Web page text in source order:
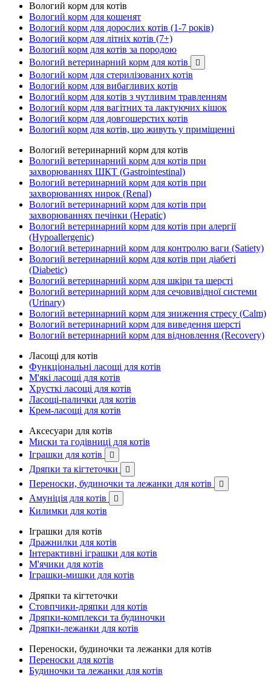
Вологий корм для котів
Вологий корм для кошенят
Вологий корм для дорослих котів (1-7 років)
Вологий корм для літніх котів (7+)
Вологий корм для котів за породою
Вологий ветеринарний корм для котів

Вологий корм для стерилізованих котів
Вологий корм для вибагливих котів
Вологий корм для котів з чутливим травленням
Вологий корм для вагітних та лактуючих кішок
Вологий корм для довгошерстих котів
Вологий корм для котів, що живуть у приміщенні
Вологий ветеринарний корм для котів
Вологий ветеринарний корм для котів при
захворюваннях ШКТ (Gastrointestinal)
Вологий ветеринарний корм для котів при
захворюваннях нирок (Renal)
Вологий ветеринарний корм для котів при
захворюваннях печінки (Hepatic)
Вологий ветеринарний корм для котів при алергії
(Hypoallergenic)
Вологий ветеринарний корм для контролю ваги (Satiety)
Вологий ветеринарний корм для котів при діабеті
(Diabetic)
Вологий ветеринарний корм для шкіри та шерсті
Вологий ветеринарний корм для сечовивідної системи
(Urinary)
Вологий ветеринарний корм для зниження стресу (Calm)
Вологий ветеринарний корм для виведення шерсті
Вологий ветеринарний корм для відновлення (Recovery)
Ласощі для котів
Функціональні ласощі для котів
М'які ласощі для котів
Хрусткі ласощі для котів
Ласощі-палички для котів
Крем-ласощі для котів
Аксесуари для котів
Миски та годівниці для котів
Іграшки для котів

Дряпки та кігтеточки 
Переноски, будиночки та лежанки для котів 
Амуніція для котів 
Килимки для котів
Іграшки для котів
Дражнилки для котів
Інтерактивні іграшки для котів
М'ячики для котів
Іграшки-мишки для котів
Дряпки та кігтеточки
Стовпчики-дряпки для котів
Дряпки-комплекси та будиночки
Дряпки-лежанки для котів
Переноски, будиночки та лежанки для котів
Переноски для котів
Будиночки та лежанки для котів